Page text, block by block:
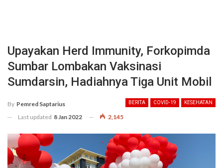
Upayakan Herd Immunity, Forkopimda
Sumbar Lombakan Vaksinasi
Sumdarsin, Hadiahnya Tiga Unit Mobil
BERITA COVID-19 KESEHATAN
By Pemred Saptarius
Last updated 8 Jan 2022 2,145